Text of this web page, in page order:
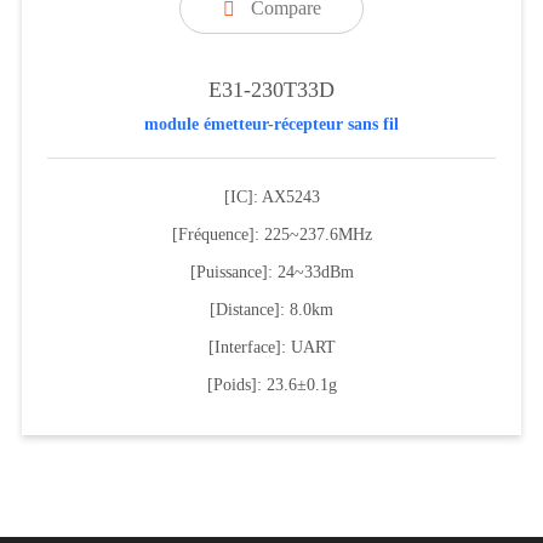
 Compare
E31-230T33D
module émetteur-récepteur sans fil
[IC]: AX5243
[Fréquence]: 225~237.6MHz
[Puissance]: 24~33dBm
[Distance]: 8.0km
[Interface]: UART
[Poids]: 23.6±0.1g